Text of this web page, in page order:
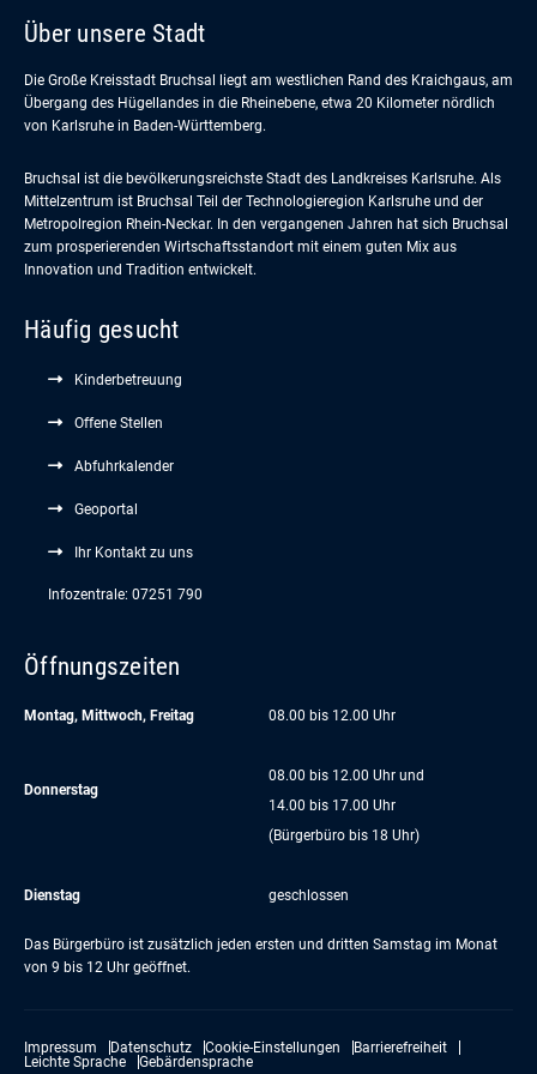
Über unsere Stadt
Die Große Kreisstadt Bruchsal liegt am westlichen Rand des Kraichgaus, am
Übergang des Hügellandes in die Rheinebene, etwa 20 Kilometer nördlich
von Karlsruhe in Baden-Württemberg.
Bruchsal ist die bevölkerungsreichste Stadt des Landkreises Karlsruhe. Als
Mittelzentrum ist Bruchsal Teil der Technologieregion Karlsruhe und der
Metropolregion Rhein-Neckar. In den vergangenen Jahren hat sich Bruchsal
zum prosperierenden Wirtschaftsstandort mit einem guten Mix aus
Innovation und Tradition entwickelt.
Häufig gesucht
Kinderbetreuung
Offene Stellen
Abfuhrkalender
Geoportal
Ihr Kontakt zu uns
Infozentrale: 07251 790
Öffnungszeiten
Montag, Mittwoch, Freitag 08.00 bis 12.00 Uhr
Donnerstag
08.00 bis 12.00 Uhr und
14.00 bis 17.00 Uhr
(Bürgerbüro bis 18 Uhr)
Dienstag geschlossen
Das Bürgerbüro ist zusätzlich jeden ersten und dritten Samstag im Monat
von 9 bis 12 Uhr geöffnet.
Impressum Datenschutz Cookie-Einstellungen
Barrierefreiheit
Leichte Sprache
Gebärdensprache